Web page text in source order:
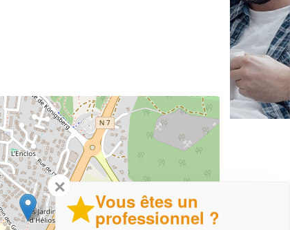
✕
Vous êtes un
professionnel ?